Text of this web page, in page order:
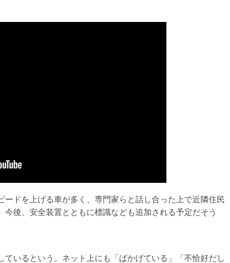
ドを上げる車が多く、専門家らと話し合った上で近隣住民
後、安全装置とともに標識なども追加される予定だそう
いるという。ネット上にも「ばかげている」「不恰好だし